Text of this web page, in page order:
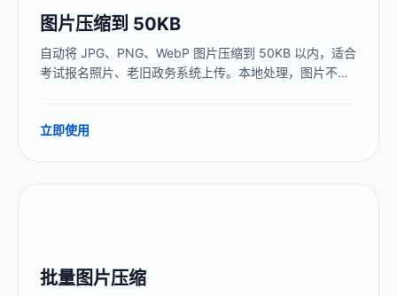
图片压缩到 50KB
自动将 JPG、PNG、WebP 图片压缩到 50KB 以内，适合
考试报名照片、老旧政务系统上传。本地处理，图片不上
立即使用
批量图片压缩